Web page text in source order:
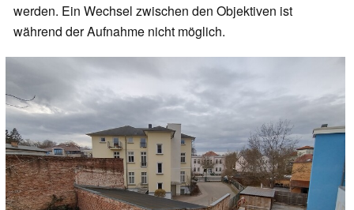
werden. Ein Wechsel zwischen den Objektiven ist
während der Aufnahme nicht möglich.